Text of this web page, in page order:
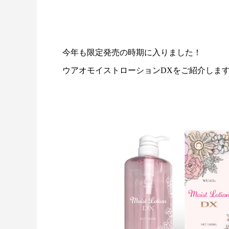
今年も限定発売の時期に入りました！
ウアオモイストローションDXをご紹介しま